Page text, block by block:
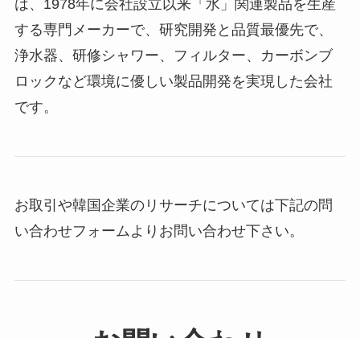
は、1978年に会社設​​立以来「水」関連製品を生産
する専門メーカーで、研究開発と品質最優先で、
浄水器、研修シャワー、フィルター、カーボンブ
ロックなど環境に優しい製品開発を実現した会社
です。
お取引や韓国企業のリサーチについては下記の問
い合わせフォームよりお問い合わせ下さい。